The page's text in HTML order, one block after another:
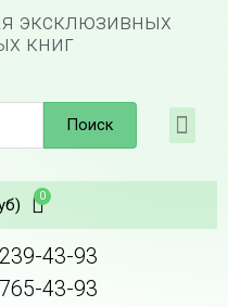
эксклюзивных
книг
Поиск
43-93
43-93